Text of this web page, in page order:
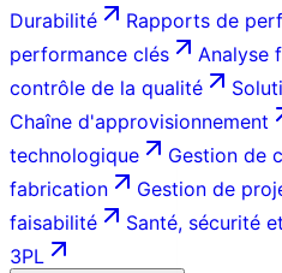
Durabilité
Rapports de
performance clés
Analyse
contrôle de la qualité
Chaîne d'approvisionnement
technologique
Gestion de
fabrication
Gestion de
faisabilité
Santé, sécurité
3PL